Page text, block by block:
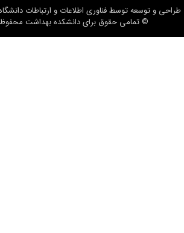
طراحی و توسعهتوسط فناوری اطلاعات و ارتباطات
© تمامی حقوق برای دانشکده بهداشت